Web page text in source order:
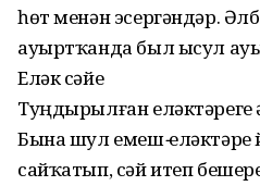
һөт менән эсергәндәр.
ауыртҡанда был ысул
Еләк сәйе
Туңдырылған еләктәрегеҙ
Бына шул емеш-
сайҡатып, сәй итеп